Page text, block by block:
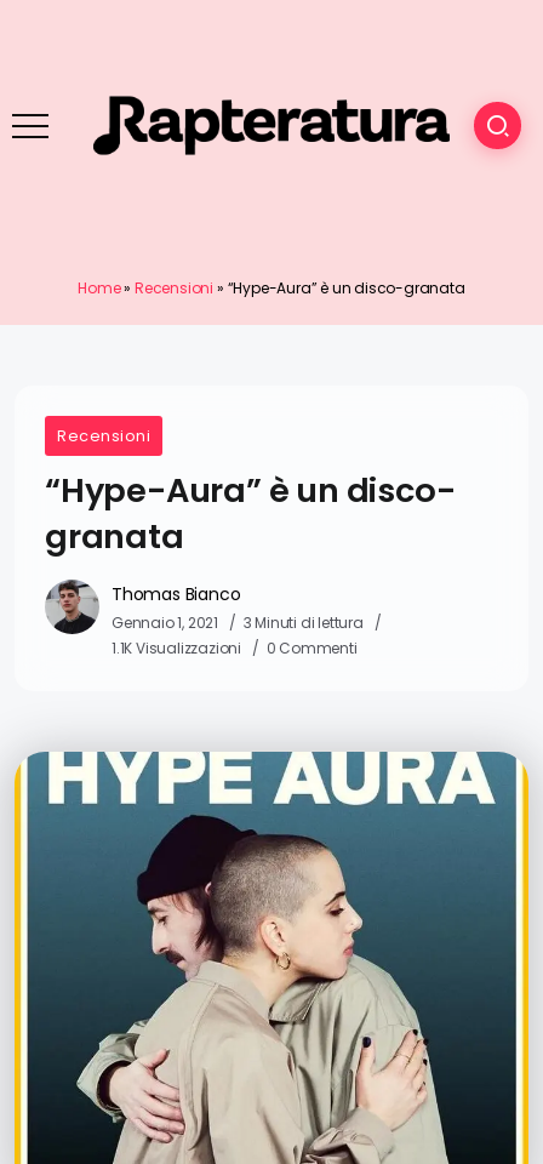
Home»Recensioni » “Hype-Aura” è un disco-granata
Recensioni
“Hype-Aura” è un disco-
granata
Thomas Bianco
Gennaio 1, 2021
3 Minuti di lettura
1.1K Visualizzazioni
0 Commenti